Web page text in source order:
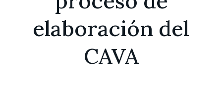
elaboración del
CAVA